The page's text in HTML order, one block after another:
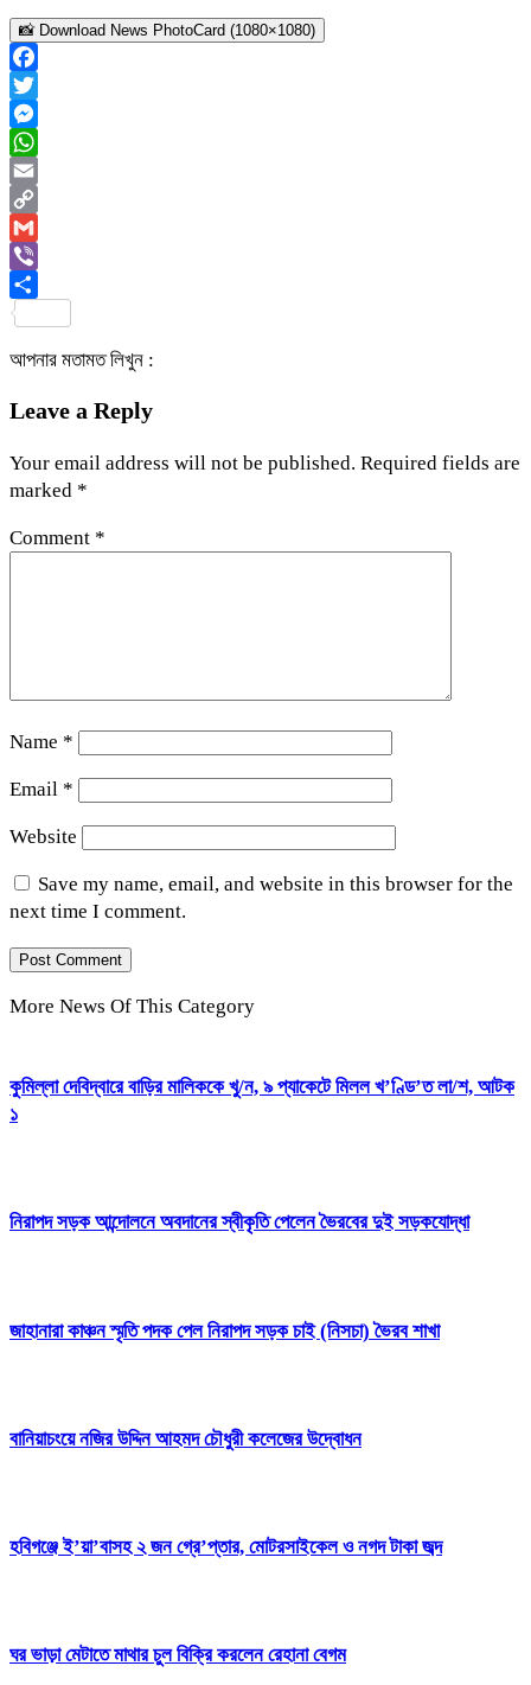
📸 Download News PhotoCard (1080×1080)
Facebook
Twitter
Messenger
WhatsApp
Email
Copy
Link
Gmail
Viber
আপনার মতামত লিখুন :
Leave a Reply
Your email address will not be published. Required fields are
marked *
Comment *
Name *
Email *
Website
Save my name, email, and website in this browser for the
next time I comment.
More News Of This Category
কুমিল্লা দেবিদ্বারে বাড়ির মালিককে খু/ন, ৯ প্যাকেটে মিলল খ’ণ্ডি’ত লা/শ, আটক
১
নিরাপদ সড়ক আন্দোলনে অবদানের স্বীকৃতি পেলেন ভৈরবের দুই সড়কযোদ্ধা
জাহানারা কাঞ্চন স্মৃতি পদক পেল নিরাপদ সড়ক চাই (নিসচা) ভৈরব শাখা
বানিয়াচংয়ে নজির উদ্দিন আহমদ চৌধুরী কলেজের উদ্বোধন
হবিগঞ্জে ই’য়া’বাসহ ২ জন গ্রে’প্তার, মোটরসাইকেল ও নগদ টাকা জব্দ
ঘর ভাড়া মেটাতে মাথার চুল বিক্রি করলেন রেহানা বেগম